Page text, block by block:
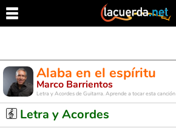
Alaba en el espíritu
Marco Barrientos
Letra y Acordes de Guitarra. Aprende a tocar esta canción
Letra y Acordes